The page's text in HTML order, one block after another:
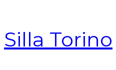
Silla Torino